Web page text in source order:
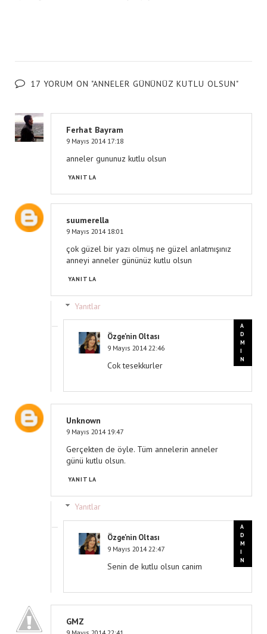
17 YORUM ON "ANNELER GÜNÜNÜZ KUTLU OLSUN"
Ferhat Bayram
9 Mayıs 2014 17:18
anneler gununuz kutlu olsun
YANITLA
suumerella
9 Mayıs 2014 18:01
çok güzel bir yazı olmuş ne güzel anlatmışınız
anneyi anneler gününüz kutlu olsun
YANITLA
Yanıtlar
Özge'nin Oltası
9 Mayıs 2014 22:46
Cok tesekkurler
Unknown
9 Mayıs 2014 19:47
Gerçekten de öyle. Tüm annelerin anneler
günü kutlu olsun.
YANITLA
Yanıtlar
Özge'nin Oltası
9 Mayıs 2014 22:47
Senin de kutlu olsun canim
GMZ
9 Mayıs 2014 22:41